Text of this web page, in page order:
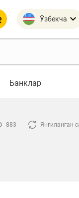
Ўзбекча
Банклар
883 Янгиланган